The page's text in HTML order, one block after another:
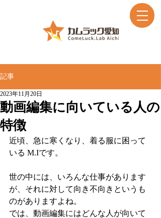
記事
動画編集に向いている人の
特徴
2023年11月20日
近頃、急に寒くなり、着る服に困って
いる M.Iです。
世の中には、いろんな仕事があります
が、それに対して向き不向きというも
のがありますよね。
では、動画編集にはどんな人が向いて